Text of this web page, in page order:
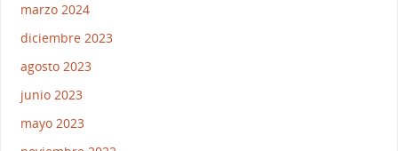
marzo 2024
diciembre 2023
agosto 2023
junio 2023
mayo 2023